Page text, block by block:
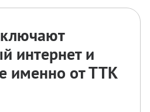
интернет и
именно от ТТК